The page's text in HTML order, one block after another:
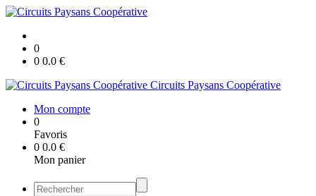
0
0 0.0 €
Circuits Paysans Coopérative
Mon compte
0
Favoris
0 0.0 €
Mon panier